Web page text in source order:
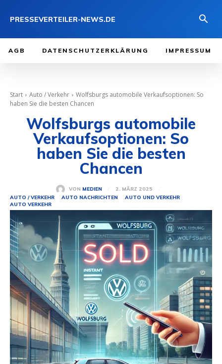
PRESSEVERTEILER-NEWS.DE
AGB DATENSCHUTZERKLÄRUNG IMPRESSUM
Start Auto / Verkehr
Wolfsburgs automobile Verkaufsoptionen: So
haben Sie die besten Chancen
Wolfsburgs automobile
Verkaufsoptionen: So
haben Sie die besten
Chancen
VON MEDIEN
2. MÄRZ 2025
AUTO / VERKEHR
AUTO NACHRICHTEN
AUTO UND VERKEHR
AUTO VERKEHR